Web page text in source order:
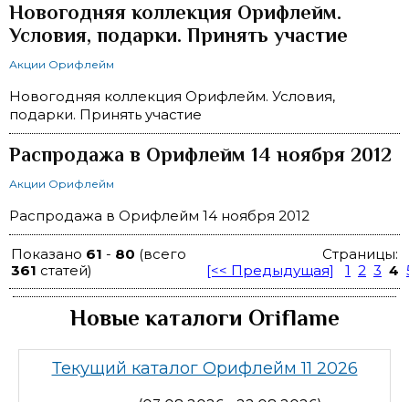
Новогодняя коллекция Орифлейм.
Условия, подарки. Принять участие
Акции Орифлейм
Новогодняя коллекция Орифлейм. Условия,
подарки. Принять участие
Распродажа в Орифлейм 14 ноября 2012
Акции Орифлейм
Распродажа в Орифлейм 14 ноября 2012
Показано 61 - 80 (всего
361 статей)
Страницы:
[<< Предыдущая]
1 2 3 4
Новые каталоги Oriflame
Текущий каталог Орифлейм 11 2026